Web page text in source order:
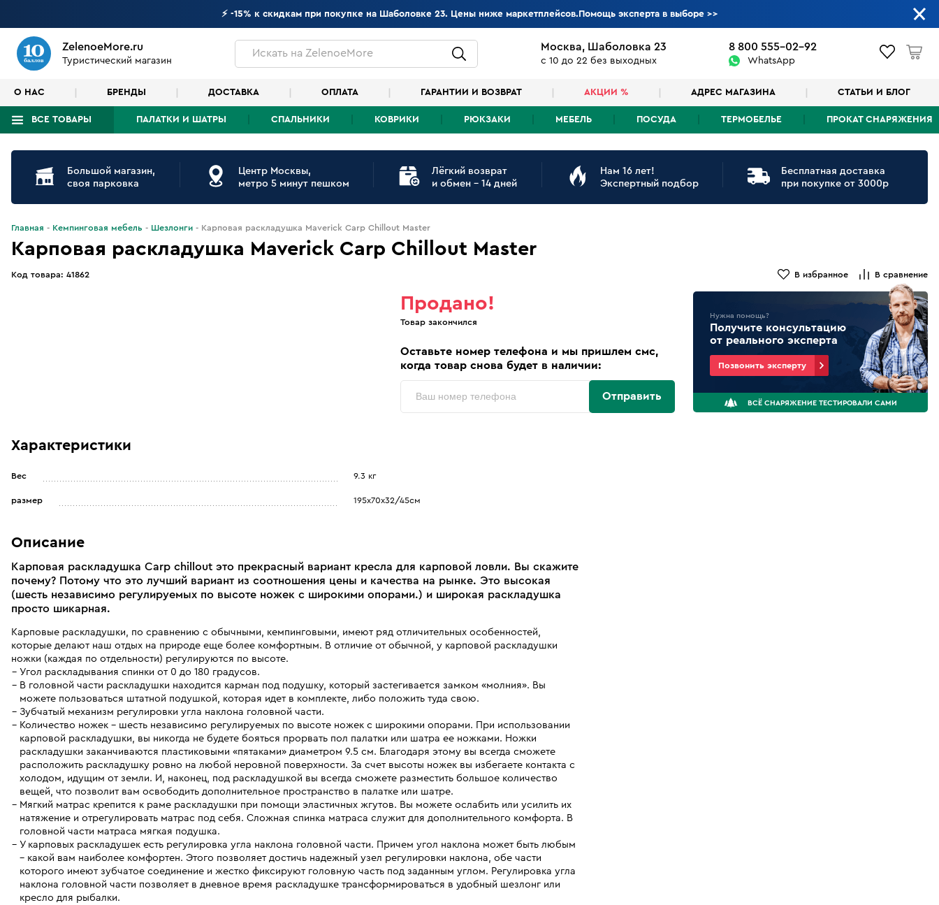
⚡ -15% к скидкам при покупке на Шаболовке 23. Цены ниже маркетплейсов.Помощь эксперта в выборе>>
ZelenoeMore.ru
Туристический магазин
Искатьна ZelenoeMore
Москва, Шаболовка 23
с 10 до 22 без выходных
8 800 555-02-92
WhatsApp
О НАС БРЕНДЫ ДОСТАВКА ОПЛАТА ГАРАНТИИ И ВОЗВРАТ АКЦИИ % АДРЕС МАГАЗИНА СТАТЬИ И БЛОГ
ВСЕ ТОВАРЫ ПАЛАТКИ И ШАТРЫ СПАЛЬНИКИ КОВРИКИ РЮКЗАКИ МЕБЕЛЬ ПОСУДА ТЕРМОБЕЛЬЕ ПРОКАТ СНАРЯЖЕНИЯ
Что будем искать?
Большой магазин,
своя парковка
Центр Москвы,
метро 5 минут пешком
Лёгкий возврат
и обмен - 14 дней
Нам 16 лет!
Экспертный подбор
Бесплатная доставка
при покупке от 3000р
Главная Кемпинговая мебель Шезлонги Карповая раскладушка Maverick Carp Chillout Master
Карповая раскладушка Maverick Carp Chillout Master
Код товара: 41862 В избранное В сравнение
Продано!
Товар закончился
Оставьте номер телефона и мы пришлем смс,
когда товар снова будет в наличии:
Отправить
Нужна помощь?
Получите консультацию
от реального эксперта
Позвонить эксперту
ВСЁ СНАРЯЖЕНИЕ ТЕСТИРОВАЛИ САМИ
Характеристики
Вес 9.3 кг
размер 195х70х32/45см
Описание
Карповая раскладушка Carp chillout это прекрасный вариант кресла для карповой ловли. Вы скажите
почему? Потому что это лучший вариант из соотношения цены и качества на рынке. Это высокая
(шесть независимо регулируемых по высоте ножек с широкими опорами.) и широкая раскладушка
просто шикарная.
Карповые раскладушки, по сравнению с обычными, кемпинговыми, имеют ряд отличительных особенностей,
которые делают наш отдых на природе еще более комфортным. В отличие от обычной, у карповой раскладушки
ножки (каждая по отдельности) регулируются по высоте.
Угол раскладывания спинки от 0 до 180 градусов.
В головной части раскладушки находится карман под подушку, который застегивается замком «молния». Вы
можете пользоваться штатной подушкой, которая идет в комплекте, либо положить туда свою.
Зубчатый механизм регулировки угла наклона головной части.
Количество ножек – шесть независимо регулируемых по высоте ножек с широкими опорами. При использовании
карповой раскладушки, вы никогда не будете бояться прорвать пол палатки или шатра ее ножками. Ножки
раскладушки заканчиваются пластиковыми «пятаками» диаметром 9.5 см. Благодаря этому вы всегда сможете
расположить раскладушку ровно на любой неровной поверхности. За счет высоты ножек вы избегаете контакта с
холодом, идущим от земли. И, наконец, под раскладушкой вы всегда сможете разместить большое количество
вещей, что позволит вам освободить дополнительное пространство в палатке или шатре.
Мягкий матрас крепится к раме раскладушки при помощи эластичных жгутов. Вы можете ослабить или усилить их
натяжение и отрегулировать матрас под себя. Сложная спинка матраса служит для дополнительного комфорта. В
головной части матраса мягкая подушка.
У карповых раскладушек есть регулировка угла наклона головной части. Причем угол наклона может быть любым
– какой вам наиболее комфортен. Этого позволяет достичь надежный узел регулировки наклона, обе части
которого имеют зубчатое соединение и жестко фиксируют головную часть под заданным углом. Регулировка угла
наклона головной части позволяет в дневное время раскладушке трансформироваться в удобный шезлонг или
кресло для рыбалки.